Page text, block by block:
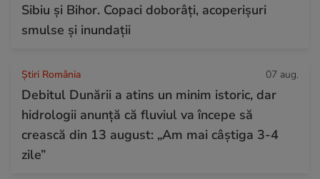
Sibiu și Bihor. Copaci doborâți, acoperișuri
smulse și inundații
Știri România 07 aug.
Debitul Dunării a atins un minim istoric, dar
hidrologii anunță că fluviul va începe să
crească din 13 august: „Am mai câștiga 3-4
zile”